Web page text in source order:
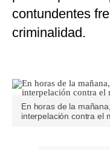
contundentes
criminalidad.
En horas de la
interpelación contra el